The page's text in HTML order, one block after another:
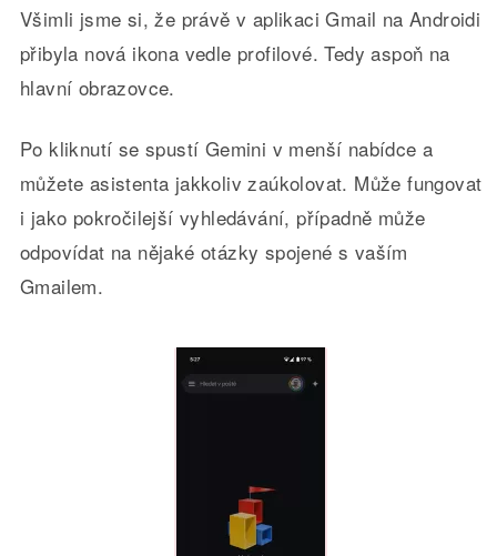
Všimli jsme si, že právě v aplikaci Gmail na Androidi
přibyla nová ikona vedle profilové. Tedy aspoň na
hlavní obrazovce.
Po kliknutí se spustí Gemini v menší nabídce a
můžete asistenta jakkoliv zaúkolovat. Může fungovat
i jako pokročilejší vyhledávání, případně může
odpovídat na nějaké otázky spojené s vaším
Gmailem.